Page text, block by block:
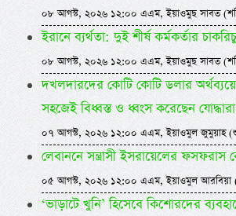
০৮ আগস্ট, ২০২৬ ১২:০০ এএম, ইয়াওমুছ সাবত
ইরানে ব্যর্থতা: দুই শীর্ষ কর্মকর্তার
০৮ আগস্ট, ২০২৬ ১২:০০ এএম, ইয়াওমুছ সাবত
দখলদারদের কোটি কোটি ডলার অর্থব্যয়ে
সহজেই বিধ্বস্ত ও ধ্বংস করেছেন যোদ্ধারা
০৭ আগস্ট, ২০২৬ ১২:০০ এএম, ইয়াওমুল জুমুয়াহ
লেবাননে সন্ত্রাসী ইসরায়েলের ফসফরাস
০৫ আগস্ট, ২০২৬ ১২:০০ এএম, ইয়াওমুল আরবিয়া
‘ভাড়াটে খুনি’ হিসেবে কিশোরদের